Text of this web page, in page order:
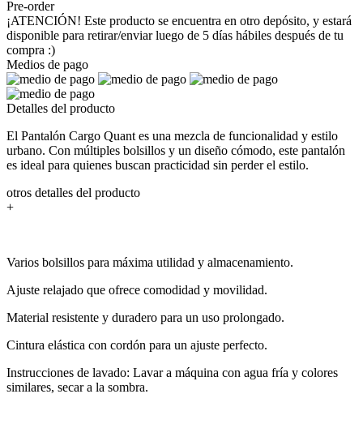
Pre-order
¡ATENCIÓN! Este producto se encuentra en otro depósito, y estará
disponible para retirar/enviar luego de 5 días hábiles después de tu
compra :)
Medios de pago
Detalles del producto
El Pantalón Cargo Quant es una mezcla de funcionalidad y estilo
urbano. Con múltiples bolsillos y un diseño cómodo, este pantalón
es ideal para quienes buscan practicidad sin perder el estilo.
otros detalles del producto
+
Varios bolsillos para máxima utilidad y almacenamiento.
Ajuste relajado que ofrece comodidad y movilidad.
Material resistente y duradero para un uso prolongado.
Cintura elástica con cordón para un ajuste perfecto.
Instrucciones de lavado: Lavar a máquina con agua fría y colores
similares, secar a la sombra.